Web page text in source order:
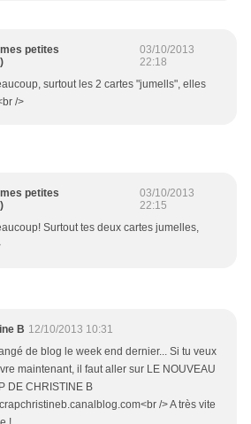
petites
03/10/2013
22:18
surtout les 2 cartes "jumells", elles
/>
petites
03/10/2013
22:15
Surtout tes deux cartes jumelles,
B 12/10/2013 10:31
de blog le week end dernier... Si tu veux
maintenant, il faut aller sur LE NOUVEAU
DE CHRISTINE B
/> A très vite